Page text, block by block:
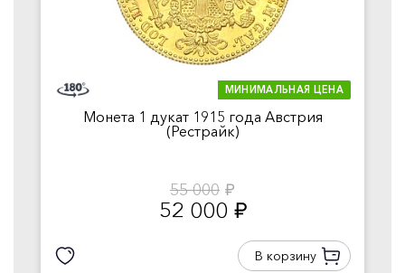
МИНИМАЛЬНАЯ ЦЕНА
Монета 1 дукат 1915 года Австрия
(Рестрайк)
55 000 руб.
52 000 руб.
В корзину